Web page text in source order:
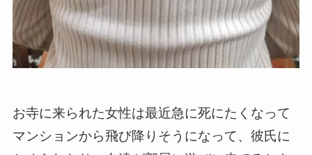
お寺に来られた女性は最近急に死にたくなって
マンションから飛び降りそうになって、彼氏に